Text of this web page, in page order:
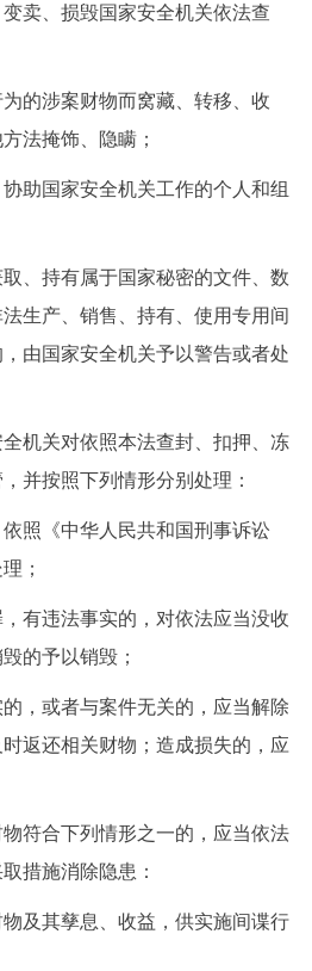
、损毁国家安全机关依法查
涉案财物而窝藏、转移、收
法掩饰、隐瞒；
国家安全机关工作的个人和组
持有属于国家秘密的文件、数
生产、销售、持有、使用专用间
由国家安全机关予以警告或者处
关对依照本法查封、扣押、冻
并按照下列情形分别处理：
《中华人民共和国刑事诉讼
；
违法事实的，对依法应当没收
的予以销毁；
或者与案件无关的，应当解除
返还相关财物；造成损失的，应
合下列情形之一的，应当依法
措施消除隐患：
其孳息、收益，供实施间谍行